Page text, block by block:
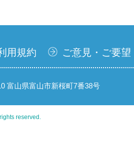
用規約 ご意見・ご要望
富山県富山市新桜町7番38号
reserved.